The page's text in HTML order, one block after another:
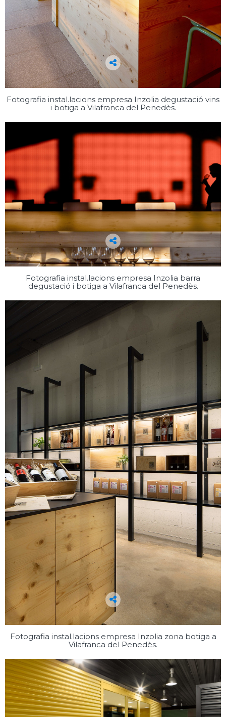
Fotografia instal.lacions empresa Inzolia degustació vins
i botiga a Vilafranca del Penedès.
Fotografia instal.lacions empresa Inzolia barra
degustació i botiga a Vilafranca del Penedès.
Fotografia instal.lacions empresa Inzolia zona botiga a
Vilafranca del Penedès.